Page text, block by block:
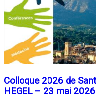
Colloque 2026 de
HEGEL – 23 mai